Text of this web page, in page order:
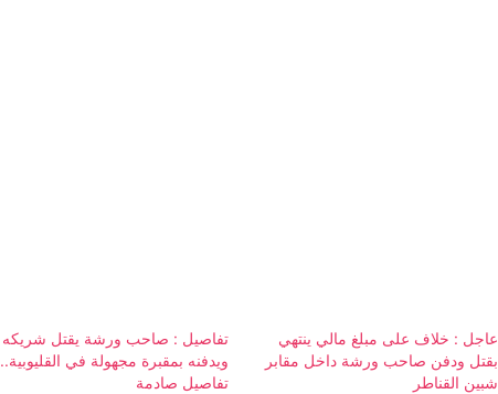
عاجل : خلاف على مبلغ مالي ينتهي
بقتل ودفن صاحب ورشة داخل مقابر
شبين القناطر
تفاصيل : صاحب ورشة يقتل شريكه
ويدفنه بمقبرة مجهولة في القليوبية..
تفاصيل صادمة